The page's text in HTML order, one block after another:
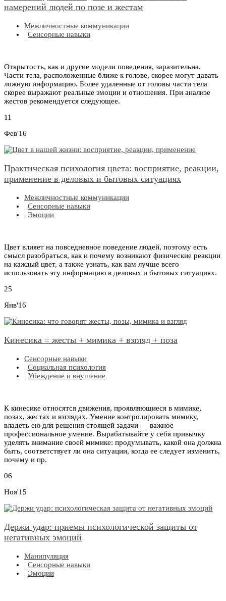
намерений людей по позе и жестам
Межличностные коммуникации
| Сенсорные навыки
Открытость, как и другие модели поведения, заразительна.
Части тела, расположенные ближе к голове, скорее могут давать
ложную информацию. Более удаленные от головы части тела
скорее выражают реальные эмоции и отношения. При анализе
жестов рекомендуется следующее.
11
Фев'16
Практическая психология цвета: восприятие, реакции,
применение в деловых и бытовых ситуациях
Межличностные коммуникации
| Сенсорные навыки
| Эмоции
Цвет влияет на повседневное поведение людей, поэтому есть
смысл разобраться, как и почему возникают физические реакции
на каждый цвет, а также узнать, как вам лучше всего
использовать эту информацию в деловых и бытовых ситуациях.
25
Янв'16
Кинесика = жесты + мимика + взгляд + поза
Сенсорные навыки
| Социальная психология
| Убеждение и внушение
К кинесике относятся движения, проявляющиеся в мимике,
позах, жестах и взглядах. Умение контролировать мимику,
владеть ею для решения стоящей задачи — важное
профессиональное умение. Вырабатывайте у себя привычку
уделять внимание своей мимике: продумывать, какой она должна
быть, соответствует ли она ситуации, когда ее следует изменить,
почему и пр.
06
Ноя'15
Держи удар: приемы психологической защиты от
негативных эмоций
Манипуляция
| Сенсорные навыки
| Эмоции